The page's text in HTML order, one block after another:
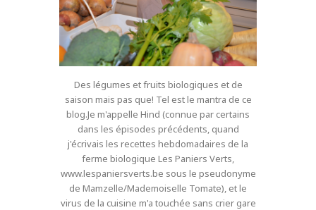
Des légumes et fruits biologiques et de
saison mais pas que! Tel est le mantra de ce
blog.Je m'appelle Hind (connue par certains
dans les épisodes précédents, quand
j'écrivais les recettes hebdomadaires de la
ferme biologique Les Paniers Verts,
www.lespaniersverts.be sous le pseudonyme
de Mamzelle/Mademoiselle Tomate), et le
virus de la cuisine m'a touchée sans crier gare